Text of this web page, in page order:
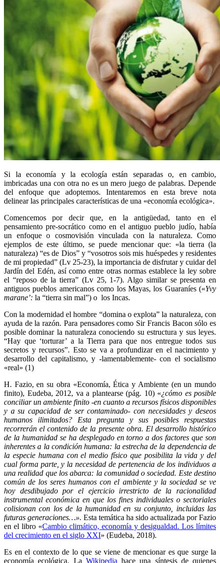
Si la economía y la ecología están separadas o, en cambio,
imbricadas una con otra no es un mero juego de palabras. Depende
del enfoque que adoptemos. Intentaremos en esta breve nota
delinear las principales características de una «economía ecológica».
Comencemos por decir que, en la antigüedad, tanto en el
pensamiento pre-socrático como en el antiguo pueblo judío, había
un enfoque o cosmovisión vinculada con la naturaleza. Como
ejemplos de este último, se puede mencionar que: «la tierra (la
naturaleza) “es de Dios” y “vosotros sois mis huéspedes y residentes
de mi propiedad” (Lv 25-23), la importancia de disfrutar y cuidar del
Jardín del Edén, así como entre otras normas establece la ley sobre
el “reposo de la tierra” (Lv 25, 1-7). Algo similar se presenta en
antiguos pueblos americanos como los Mayas, los Guaraníes («Yvy
marane’: la “tierra sin mal”) o los Incas.
Con la modernidad el hombre “domina o explota” la naturaleza, con
ayuda de la razón. Para pensadores como Sir Francis Baconsólo es
posible dominar la naturaleza conociendo su estructura y sus leyes.
“Hay que ‘torturar’ a la Tierra para que nos entregue todos sus
secretos y recursos”. Esto se va a profundizar en el nacimiento y
desarrollo del capitalismo, y -lamentablemente- con el socialismo
«real» (1)
H. Fazio, en su obra «Economía, Ética y Ambiente (en un mundo
finito), Eudeba, 2012, va a plantearse (pág. 10) «¿cómo es posible
conciliar un ambiente finito -en cuanto a recursos físicos disponibles
y a su capacidad de ser contaminado- con necesidades y deseos
humanos ilimitados? Esta pregunta y sus posibles respuestas
recorrerán el contenido de la presente obra. El desarrollo histórico
de la humanidad se ha desplegado en torno a dos factores que son
inherentes a la condición humana: la estrecha de la dependencia de
la especie humana con el medio físico que posibilita la vida y del
cual forma parte, y la necesidad de pertenencia de los individuos a
una realidad que los abarca: la comunidad o sociedad. Este destino
común de los seres humanos con el ambiente y la sociedad se ve
hoy desdibujado por el ejercicio irrestricto de la racionalidad
instrumental económica en que los fines individuales o sectoriales
colisionan con los de la humanidad en su conjunto, incluidas las
futuras generaciones…». Esta temática ha sido actualizada por Fazio
en el libro «Cambio climático, economía y desigualdad. Los límites
del crecimiento en el siglo XXI» (Eudeba, 2018).
Es en el contexto de lo que se viene de mencionar es que surge la
economía ecológica. La Wikipedia hace una síntesis de quienes